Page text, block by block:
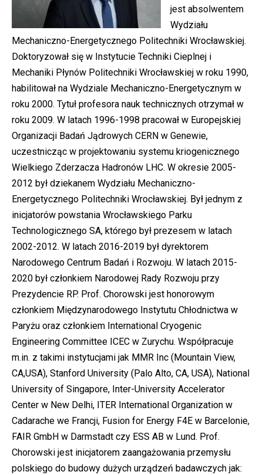
jest absolwentem
Wydziału
Mechaniczno-Energetycznego Politechniki Wrocławskiej.
Doktoryzował się w Instytucie Techniki Cieplnej i
Mechaniki Płynów Politechniki Wrocławskiej w roku 1990,
habilitował na Wydziale Mechaniczno-Energetycznym w
roku 2000. Tytuł profesora nauk technicznych otrzymał w
roku 2009. W latach 1996-1998 pracował w Europejskiej
Organizacji Badań Jądrowych CERN w Genewie,
uczestnicząc w projektowaniu systemu kriogenicznego
Wielkiego Zderzacza Hadronów LHC. W okresie 2005-
2012 był dziekanem Wydziału Mechaniczno-
Energetycznego Politechniki Wrocławskiej. Był jednym z
inicjatorów powstania Wrocławskiego Parku
Technologicznego SA, którego był prezesem w latach
2002-2012. W latach 2016-2019 był dyrektorem
Narodowego Centrum Badań i Rozwoju. W latach 2015-
2020 był członkiem Narodowej Rady Rozwoju przy
Prezydencie RP. Prof. Chorowski jest honorowym
członkiem Międzynarodowego Instytutu Chłodnictwa w
Paryżu oraz członkiem International Cryogenic
Engineering Committee ICEC w Zurychu. Współpracuje
m.in. z takimi instytucjami jak MMR Inc (Mountain View,
CA,USA), Stanford University (Palo Alto, CA, USA), National
University of Singapore, Inter-University Accelerator
Center w New Delhi, ITER International Organization w
Cadarache we Francji, Fusion for Energy F4E w Barcelonie,
FAIR GmbH w Darmstadt czy ESS AB w Lund. Prof.
Chorowski jest inicjatorem zaangażowania przemysłu
polskiego do budowy dużych urządzeń badawczych jak: